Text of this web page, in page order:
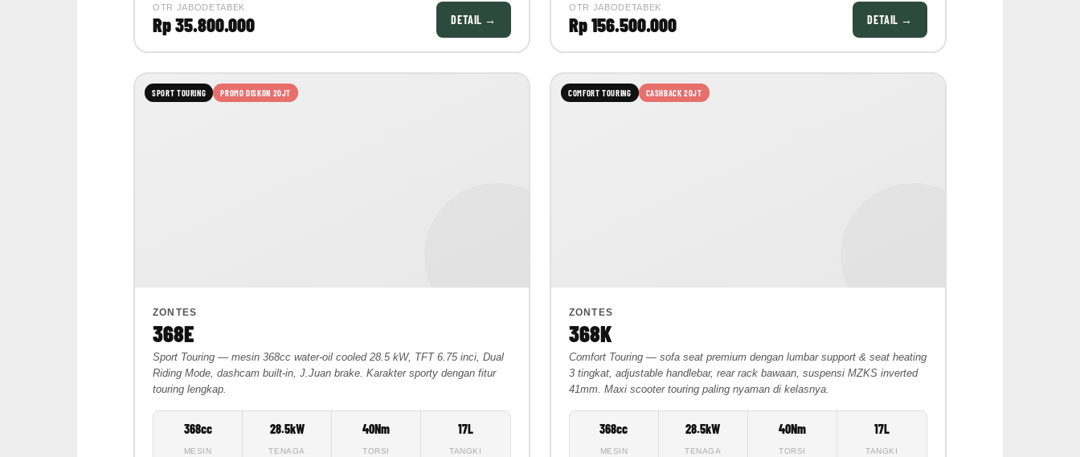
OTR JABODETABEK
Rp 35.800.000 DETAIL →
OTR JABODETABEK
Rp 156.500.000 DETAIL →
SPORT TOURING PROMO DISKON 20JT
ZONTES
368E
Sport Touring — mesin 368cc water-oil cooled 28.5 kW, TFT 6.75 inci, Dual
Riding Mode, dashcam built-in, J.Juan brake. Karakter sporty dengan fitur
touring lengkap.
368cc
MESIN
28.5kW
TENAGA
40Nm
TORSI
17L
TANGKI
COMFORT TOURING CASHBACK 20JT
ZONTES
368K
Comfort Touring — sofa seat premium dengan lumbar support & seat heating
3 tingkat, adjustable handlebar, rear rack bawaan, suspensi MZKS inverted
41mm. Maxi scooter touring paling nyaman di kelasnya.
368cc
MESIN
28.5kW
TENAGA
40Nm
TORSI
17L
TANGKI